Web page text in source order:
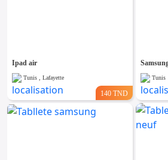
Ipad air
Tunis , Lafayette
140 TND
Tunis